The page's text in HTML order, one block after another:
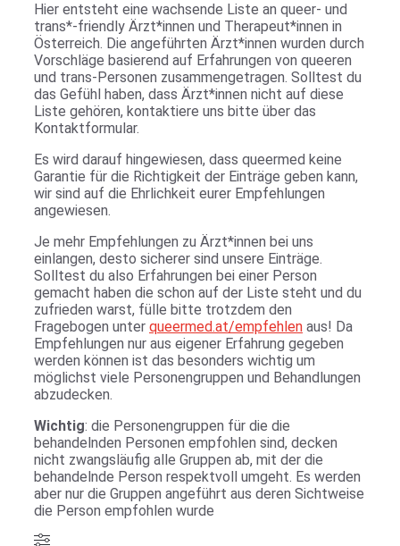
Hier entsteht eine wachsende Liste an queer- und
trans*-friendly Ärzt*innen und Therapeut*innen in
Österreich. Die angeführten Ärzt*innen wurden durch
Vorschläge basierend auf Erfahrungen von queeren
und trans-Personen zusammengetragen. Solltest du
das Gefühl haben, dass Ärzt*innen nicht auf diese
Liste gehören, kontaktiere uns bitte über das
Kontaktformular.
Es wird darauf hingewiesen, dass queermed keine
Garantie für die Richtigkeit der Einträge geben kann,
wir sind auf die Ehrlichkeit eurer Empfehlungen
angewiesen.
Je mehr Empfehlungen zu Ärzt*innen bei uns
einlangen, desto sicherer sind unsere Einträge.
Solltest du also Erfahrungen bei einer Person
gemacht haben die schon auf der Liste steht und du
zufrieden warst, fülle bitte trotzdem den
Fragebogen unter queermed.at/empfehlen aus! Da
Empfehlungen nur aus eigener Erfahrung gegeben
werden können ist das besonders wichtig um
möglichst viele Personengruppen und Behandlungen
abzudecken.
Wichtig: die Personengruppen für die die
behandelnden Personen empfohlen sind, decken
nicht zwangsläufig alle Gruppen ab, mit der die
behandelnde Person respektvoll umgeht. Es werden
aber nur die Gruppen angeführt aus deren Sichtweise
die Person empfohlen wurde